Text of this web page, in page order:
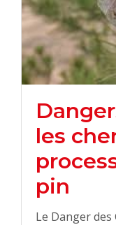
les
pin
Le Danger